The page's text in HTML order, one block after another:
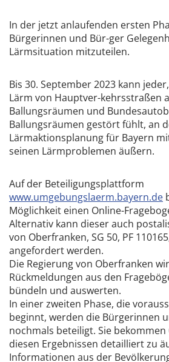
In der jetzt anlaufenden ersten
Bürgerinnen und Bür-ger
Lärmsituation mitzuteilen.
Bis 30. September 2023 kann
Lärm von Hauptver-kehrsstraßen
Ballungsräumen und
Ballungsräumen gestört fühlt, an
Lärmaktionsplanung für Bayern
seinen Lärmproblemen äußern.
Auf der Beteiligungsplattform
www.umgebungslaerm.bayern.de
Möglichkeit einen Online-
Alternativ kann dieser auch
von Oberfranken, SG 50, PF
angefordert werden.
Die Regierung von Oberfranken
Rückmeldungen aus den
bündeln und auswerten.
In einer zweiten Phase, die
beginnt, werden die Bürgerinnen
nochmals beteiligt. Sie bekommen
diesen Ergebnissen detailliert zu
Informationen aus der